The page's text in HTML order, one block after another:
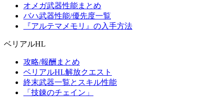
オメガ武器性能まとめ
バハ武器性能/優先度一覧
『アルテマメモリ』の入手方法
ベリアルHL
攻略/報酬まとめ
ベリアルHL解放クエスト
終末武器一覧とスキル性能
「技錬のチェイン」